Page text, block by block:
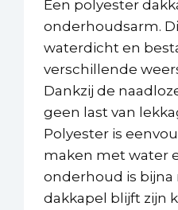
Een polyester
onderhoudsarm.
waterdicht en
verschillende
Dankzij de
geen last van
Polyester is
maken met water
onderhoud is bijna
dakkapel blijft zijn